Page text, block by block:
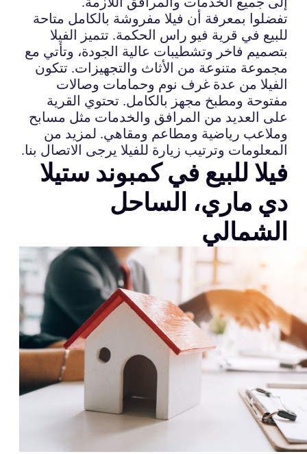
تفضلوا بمعرفة أن فيلا مفروشة بالكامل متاحة
للبيع في قرية فيو راس الحكمة. تتميز الفيلا
بتصميم فاخر وتشطيبات عالية الجودة، وتأتي مع
مجموعة متنوعة من الأثاث والتجهيزات. تتكون
الفيلا من عدة غرف نوم وحمامات وصالات
مفتوحة ومطبخ مجهز بالكامل. تحتوي القرية
على العديد من المرافق والخدمات مثل مسابح
وملاعب رياضية ومطاعم ومقاهي. لمزيد من
المعلومات وترتيب زيارة للفيلا يرجى الاتصال بنا.
فيلا للبيع في كمبوند ستيلا
دي ماري، الساحل
الشمالي